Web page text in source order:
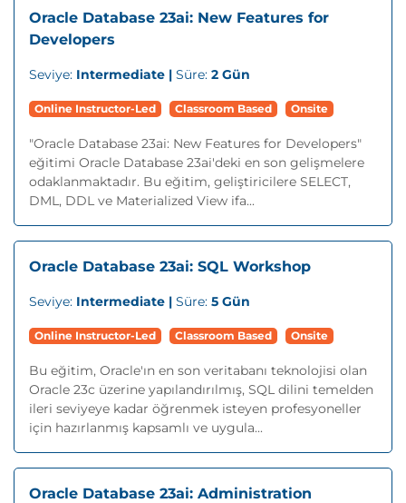
Oracle Database 23ai: New Features for
Developers
Seviye: Intermediate | Süre: 2 Gün
Online Instructor-Led Classroom Based Onsite
"Oracle Database 23ai: New Features for Developers"
eğitimi Oracle Database 23ai'deki en son gelişmelere
odaklanmaktadır. Bu eğitim, geliştiricilere SELECT,
DML, DDL ve Materialized View ifa...
Oracle Database 23ai: SQL Workshop
Seviye: Intermediate | Süre: 5 Gün
Online Instructor-Led Classroom Based Onsite
Bu eğitim, Oracle'ın en son veritabanı teknolojisi olan
Oracle 23c üzerine yapılandırılmış, SQL dilini temelden
ileri seviyeye kadar öğrenmek isteyen profesyoneller
için hazırlanmış kapsamlı ve uygula...
Oracle Database 23ai: Administration